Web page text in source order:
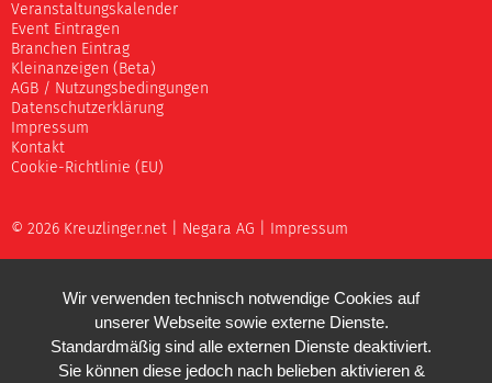
Veranstaltungskalender
Event Eintragen
Branchen Eintrag
Kleinanzeigen (Beta)
AGB / Nutzungsbedingungen
Datenschutzerklärung
Impressum
Kontakt
Cookie-Richtlinie (EU)
© 2026 Kreuzlinger.net | Negara AG Impressum
Wir verwenden technisch notwendige Cookies auf
unserer Webseite sowie externe Dienste.
Standardmäßig sind alle externen Dienste deaktiviert.
Sie können diese jedoch nach belieben aktivieren &